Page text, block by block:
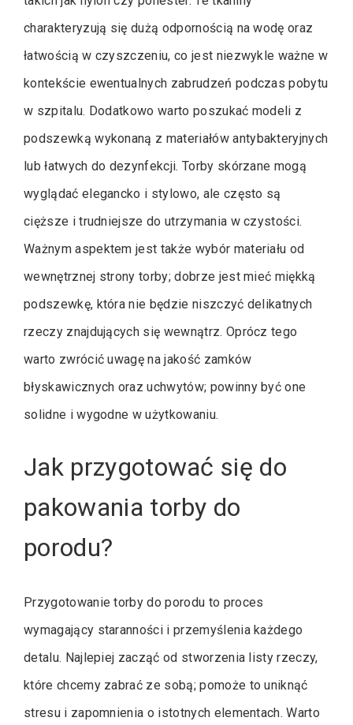
charakteryzują się dużą odpornością na wodę oraz
łatwością w czyszczeniu, co jest niezwykle ważne w
kontekście ewentualnych zabrudzeń podczas pobytu
w szpitalu. Dodatkowo warto poszukać modeli z
podszewką wykonaną z materiałów antybakteryjnych
lub łatwych do dezynfekcji. Torby skórzane mogą
wyglądać elegancko i stylowo, ale często są
cięższe i trudniejsze do utrzymania w czystości.
Ważnym aspektem jest także wybór materiału od
wewnętrznej strony torby; dobrze jest mieć miękką
podszewkę, która nie będzie niszczyć delikatnych
rzeczy znajdujących się wewnątrz. Oprócz tego
warto zwrócić uwagę na jakość zamków
błyskawicznych oraz uchwytów; powinny być one
solidne i wygodne w użytkowaniu.
Jak przygotować się do
pakowania torby do
porodu?
Przygotowanie torby do porodu to proces
wymagający staranności i przemyślenia każdego
detalu. Najlepiej zacząć od stworzenia listy rzeczy,
które chcemy zabrać ze sobą; pomoże to uniknąć
stresu i zapomnienia o istotnych elementach. Warto